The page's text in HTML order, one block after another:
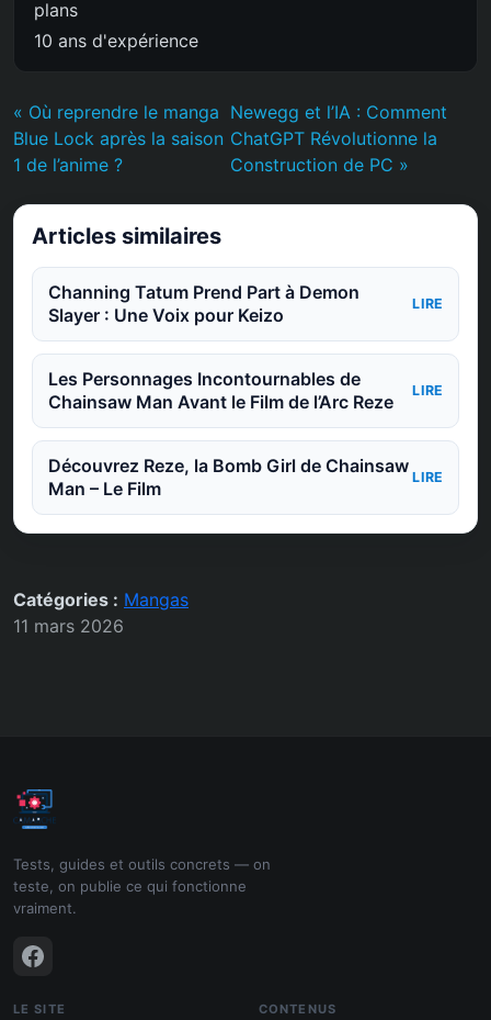
plans
10 ans d'expérience
« Où reprendre le manga
Blue Lock après la saison
1 de l’anime ?
Newegg et l’IA : Comment
ChatGPT Révolutionne la
Construction de PC »
Articles similaires
Channing Tatum Prend Part à Demon
Slayer : Une Voix pour Keizo
LIRE
Les Personnages Incontournables de
Chainsaw Man Avant le Film de l’Arc Reze
LIRE
Découvrez Reze, la Bomb Girl de Chainsaw
Man – Le Film
LIRE
Catégories : Mangas
11 mars 2026
Tests, guides et outils concrets — on
teste, on publie ce qui fonctionne
vraiment.
LE SITE CONTENUS